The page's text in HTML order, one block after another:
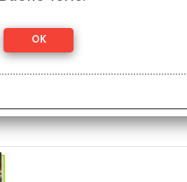
-